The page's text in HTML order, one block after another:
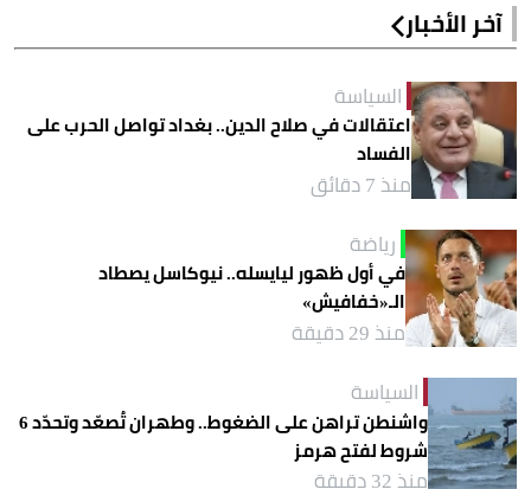
آخر الأخبار
السياسة
اعتقالات في صلاح الدين.. بغداد تواصل الحرب على
الفساد
منذ 7 دقائق
رياضة
في أول ظهور ليايسله.. نيوكاسل يصطاد
الـ«خفافيش»
منذ 29 دقيقة
السياسة
واشنطن تراهن على الضغوط.. وطهران تُصعّد وتحدّد 6
شروط لفتح هرمز
منذ 32 دقيقة